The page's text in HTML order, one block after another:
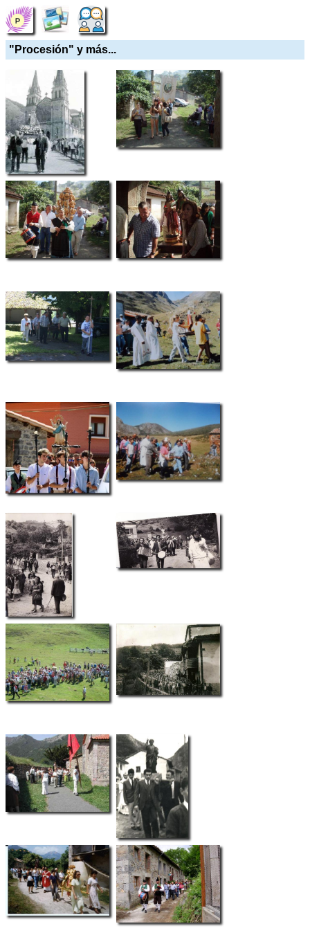
"Procesión" y más...